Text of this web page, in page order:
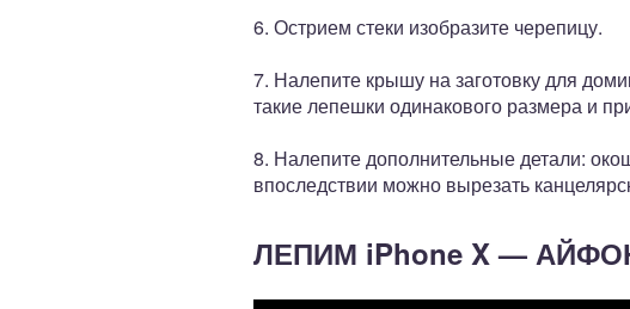
6. Острием стеки изобразите черепицу.
7. Налепите крышу на заготовку для
такие лепешки одинакового размера и
8. Налепите дополнительные детали:
впоследствии можно вырезать
ЛЕПИМ iPhone X —